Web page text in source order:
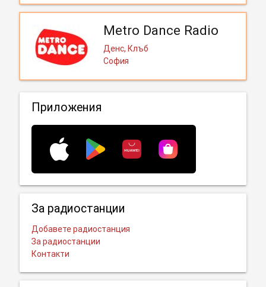
Metro Dance Radio
Денс, Клъб
София
Приложения
За радиостанции
Добавете радиостанция
За радиостанции
Контакти